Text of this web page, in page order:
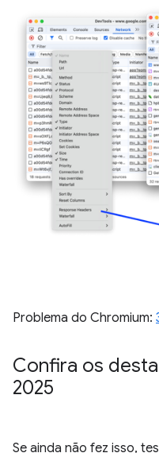
Problema do Chromium:
Confira os
2025
Se ainda não fez isso,